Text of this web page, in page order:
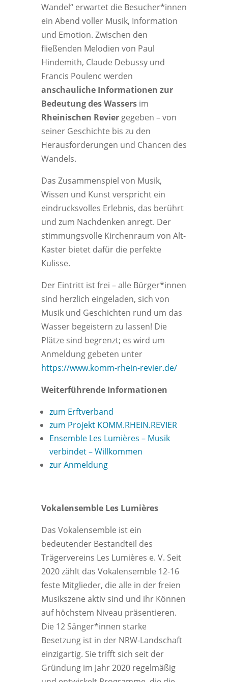
Wandel“ erwartet die Besucher*innen
ein Abend voller Musik, Information
und Emotion. Zwischen den
fließenden Melodien von Paul
Hindemith, Claude Debussy und
Francis Poulenc werden
anschauliche Informationen zur
Bedeutung des Wassersim
Rheinischen Reviergegeben – von
seiner Geschichte bis zu den
Herausforderungen und Chancen des
Wandels.
Das Zusammenspiel von Musik,
Wissen und Kunst verspricht ein
eindrucksvolles Erlebnis, das berührt
und zum Nachdenken anregt. Der
stimmungsvolle Kirchenraum von Alt-
Kaster bietet dafür die perfekte
Kulisse.
Der Eintritt ist frei – alle Bürger*innen
sind herzlich eingeladen, sich von
Musik und Geschichten rund um das
Wasser begeistern zu lassen! Die
Plätze sind begrenzt; es wird um
Anmeldung gebeten unter
https://www.komm-rhein-revier.de/
Weiterführende Informationen
zum Erftverband
zum Projekt KOMM.RHEIN.REVIER
Ensemble Les Lumières – Musik
verbindet – Willkommen
zur Anmeldung
Vokalensemble Les Lumières
Das Vokalensemble ist ein
bedeutender Bestandteil des
Trägervereins Les Lumières e. V. Seit
2020 zählt das Vokalensemble 12-16
feste Mitglieder, die alle in der freien
Musikszene aktiv sind und ihr Können
auf höchstem Niveau präsentieren.
Die 12 Sänger*innen starke
Besetzung ist in der NRW-Landschaft
einzigartig. Sie trifft sich seit der
Gründung im Jahr 2020 regelmäßig